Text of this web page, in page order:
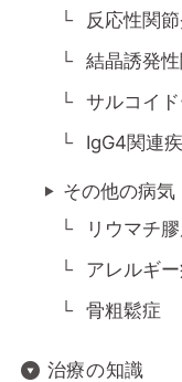
反応性関
結晶誘発
サルコイ
IgG4関連
その他の病気
リウマチ
アレルギ
骨粗鬆症
治療の知識